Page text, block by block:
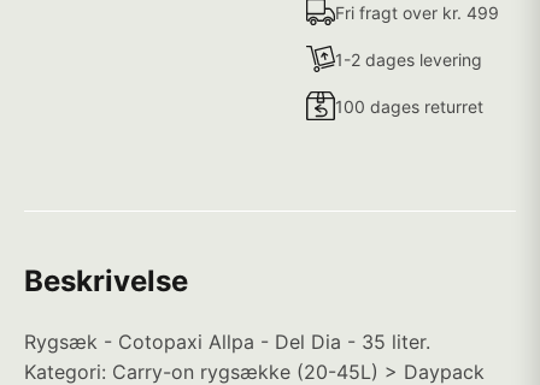
Fri fragt over kr. 499
1-2 dages levering
100 dages returret
Beskrivelse
Rygsæk - Cotopaxi Allpa - Del Dia - 35 liter.
Kategori: Carry-on rygsække (20-45L) > Daypack